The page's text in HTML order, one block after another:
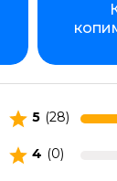
5 (28)
4 (0)